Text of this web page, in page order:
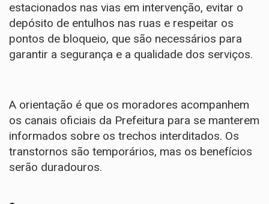
estacionados nas vias em intervenção, evitar o
depósito de entulhos nas ruas e respeitar os
pontos de bloqueio, que são necessários para
garantir a segurança e a qualidade dos serviços.
A orientação é que os moradores acompanhem
os canais oficiais da Prefeitura para se manterem
informados sobre os trechos interditados. Os
transtornos são temporários, mas os benefícios
serão duradouros.